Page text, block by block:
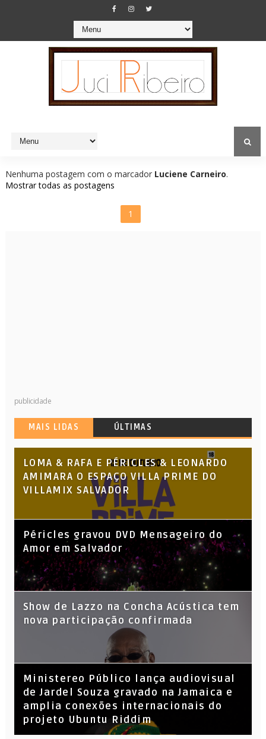
Nenhuma postagem com o marcador Luciene Carneiro.
Mostrar todas as postagens
1
publicidade
MAIS LIDAS ÚLTIMAS
LOMA & RAFA E PÉRICLES & LEONARDO
AMIMARA O ESPAÇO VILLA PRIME DO
VILLAMIX SALVADOR
Péricles gravou DVD Mensageiro do
Amor em Salvador
Show de Lazzo na Concha Acústica tem
nova participação confirmada
​Ministereo Público lança audiovisual
de Jardel Souza gravado na Jamaica e
amplia conexões internacionais do
projeto Ubuntu Riddim